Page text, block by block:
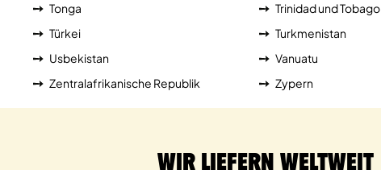
Tonga Trinidad und Tobago
Türkei Turkmenistan
Usbekistan Vanuatu
Zentralafrikanische Republik Zypern
Wir liefern weltweit